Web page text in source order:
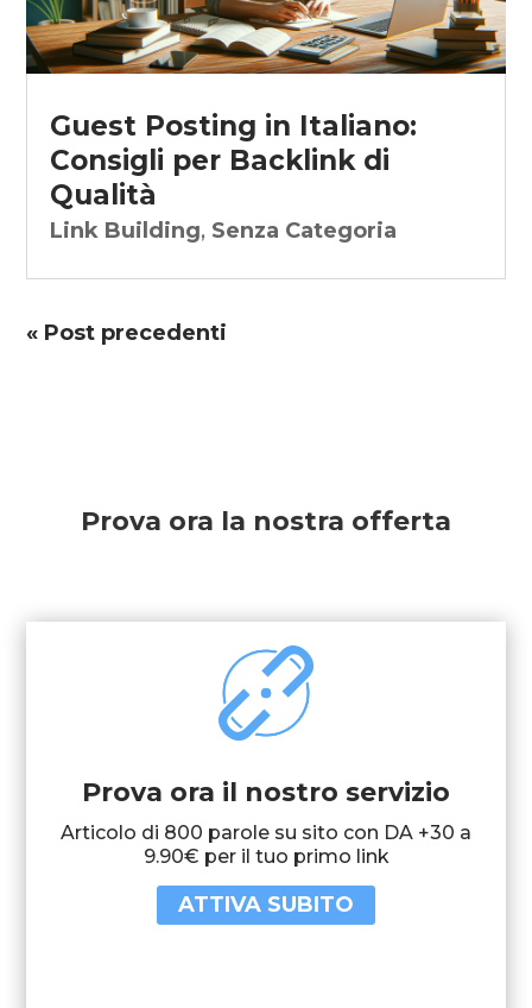
Guest Posting in Italiano:
Consigli per Backlink di
Qualità
Link Building, Senza Categoria
« Post precedenti
Prova ora la nostra offerta
Prova ora il nostro servizio
Articolo di 800 parole su sito con DA +30 a
9.90€ per il tuo primo link
ATTIVA SUBITO